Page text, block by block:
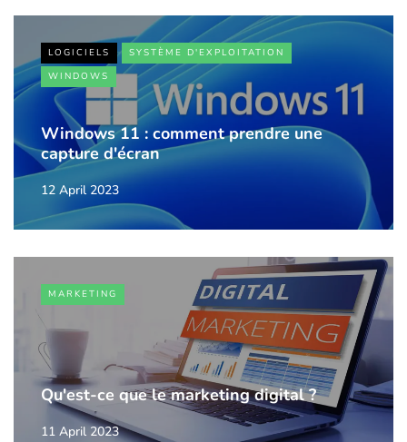
LOGICIELS
SYSTÈME D'EXPLOITATION
WINDOWS
Windows 11 : comment prendre une
capture d'écran
12 April 2023
MARKETING
Qu'est-ce que le marketing digital ?
11 April 2023